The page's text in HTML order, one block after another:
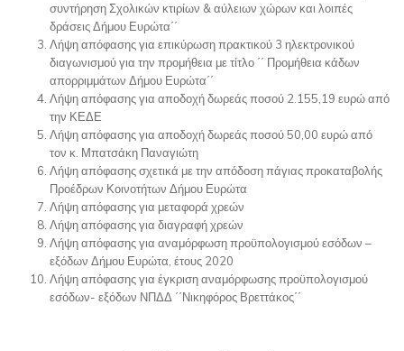
συντήρηση Σχολικών κτιρίων & αύλειων χώρων και λοιπές
δράσεις Δήμου Ευρώτα΄΄
Λήψη απόφασης για επικύρωση πρακτικού 3 ηλεκτρονικού
διαγωνισμού για την προμήθεια με τίτλο ΄΄ Προμήθεια κάδων
απορριμμάτων Δήμου Ευρώτα΄΄
Λήψη απόφασης για αποδοχή δωρεάς ποσού 2.155,19 ευρώ από
την ΚΕΔΕ
Λήψη απόφασης για αποδοχή δωρεάς ποσού 50,00 ευρώ από
τον κ. Μπατσάκη Παναγιώτη
Λήψη απόφασης σχετικά με την απόδοση πάγιας προκαταβολής
Προέδρων Κοινοτήτων Δήμου Ευρώτα
Λήψη απόφασης για μεταφορά χρεών
Λήψη απόφασης για διαγραφή χρεών
Λήψη απόφασης για αναμόρφωση προϋπολογισμού εσόδων –
εξόδων Δήμου Ευρώτα, έτους 2020
Λήψη απόφασης για έγκριση αναμόρφωσης προϋπολογισμού
εσόδων- εξόδων ΝΠΔΔ ΄΄Νικηφόρος Βρεττάκος΄΄